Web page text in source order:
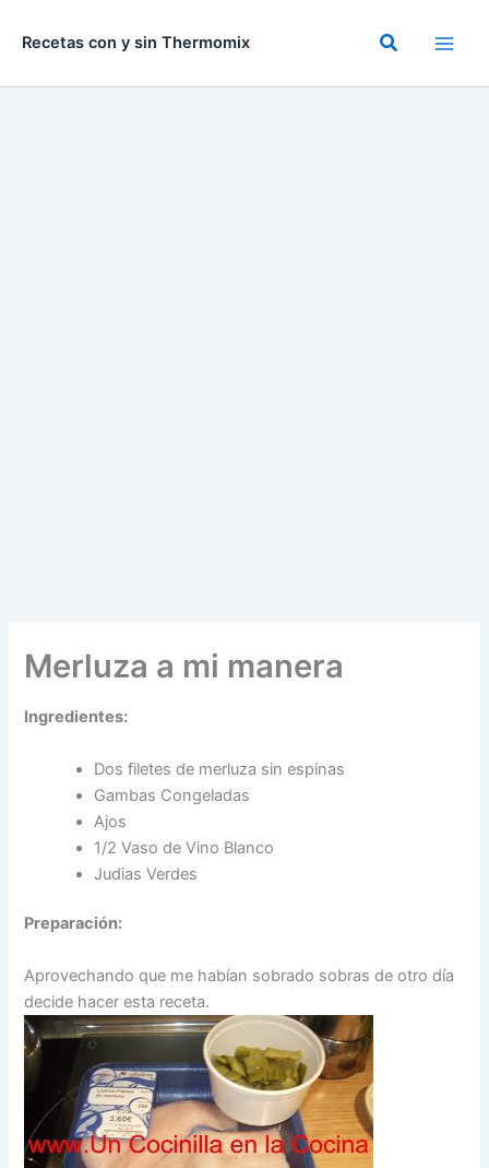
Recetas con y sin Thermomix Buscar
Merluza a mi manera
Ingredientes:
Dos filetes de merluza sin espinas
Gambas Congeladas
Ajos
1/2 Vaso de Vino Blanco
Judias Verdes
Preparación:
Aprovechando que me habían sobrado sobras de otro día
decide hacer esta receta.